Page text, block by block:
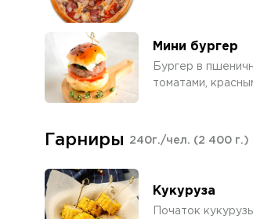
Мини бургер
Бургер в
томатами,
Гарниры 240г./чел. (2 400 г.)
Кукуруза
Початок